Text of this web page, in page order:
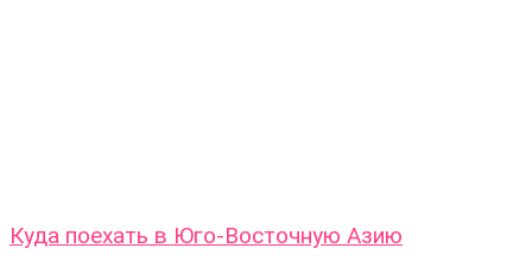
Куда поехать в Юго-Восточную Азию